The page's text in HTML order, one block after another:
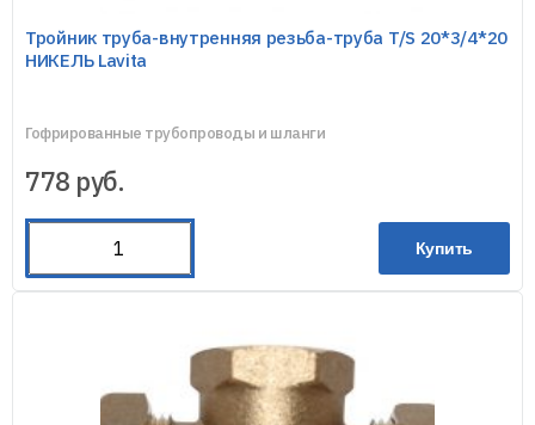
Тройник труба-внутренняя резьба-труба T/S 20*3/4*20
НИКЕЛЬ Lavita
Гофрированные трубопроводы и шланги
778 руб.
Купить